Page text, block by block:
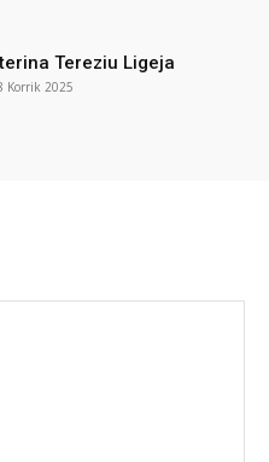
Tereziu Ligeja
Korrik 2025